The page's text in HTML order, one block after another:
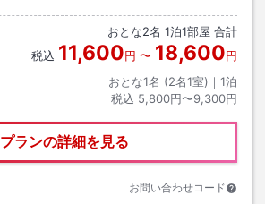
おとな2名 1泊1部屋 合計
税込 11,600円 〜 18,600円
おとな1名 (2名1室)｜ 1泊
税込 5,800円〜9,300円
プランの詳細を見る
お問い合わせコード